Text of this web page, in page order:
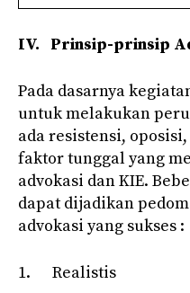
IV. Prinsip-prinsip
Pada dasarnya
untuk melakukan
ada resistensi,
faktor tunggal yang
advokasi dan KIE.
dapat dijadikan
advokasi yang sukses :
1. Realistis